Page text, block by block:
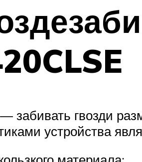
забивать гвозди
устройства